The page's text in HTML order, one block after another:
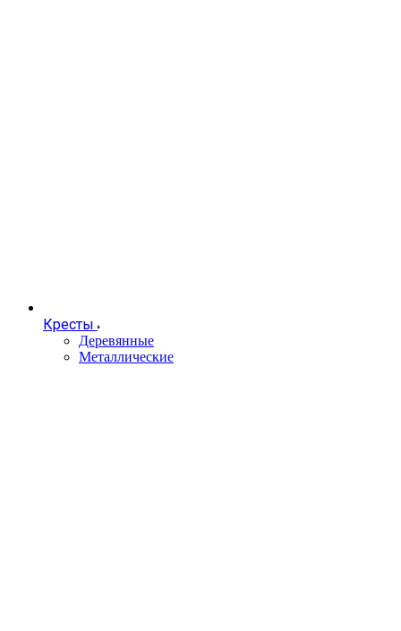
Кресты
Деревянные
Металлические